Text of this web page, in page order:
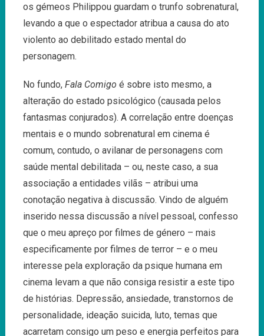
os gémeos Philippou guardam o trunfo sobrenatural,
levando a que o espectador atribua a causa do ato
violento ao debilitado estado mental do
personagem.
No fundo, Fala Comigo é sobre isto mesmo, a
alteração do estado psicológico (causada pelos
fantasmas conjurados). A correlação entre doenças
mentais e o mundo sobrenatural em cinema é
comum, contudo, o avilanar de personagens com
saúde mental debilitada – ou, neste caso, a sua
associação a entidades vilãs – atribui uma
conotação negativa à discussão. Vindo de alguém
inserido nessa discussão a nível pessoal, confesso
que o meu apreço por filmes de género – mais
especificamente por filmes de terror – e o meu
interesse pela exploração da psique humana em
cinema levam a que não consiga resistir a este tipo
de histórias. Depressão, ansiedade, transtornos de
personalidade, ideação suicida, luto, temas que
acarretam consigo um peso e energia perfeitos para